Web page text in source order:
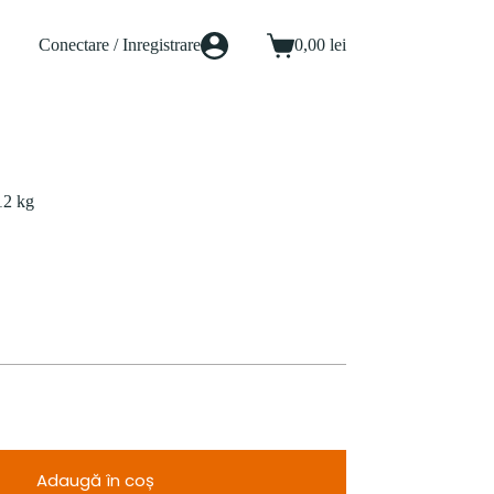
Conectare / Inregistrare
Coș0,00 lei
kg
Adaugă în coș